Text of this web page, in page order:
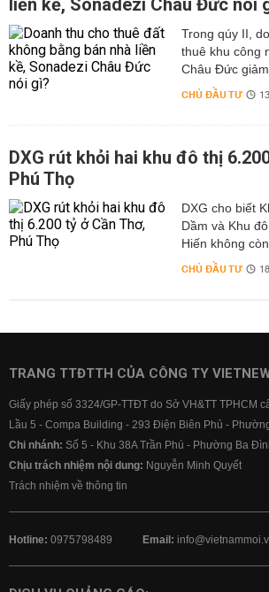
liền kề, Sonadezi Châu Đức nói
Trong qúy II,
thuê khu công
Châu Đức giảm
CHỦ ĐẦU TƯ
DXG rút khỏi hai khu đô thị
Phú Thọ
DXG cho biết
Dầm và Khu
Hiến không
CHỦ ĐẦU TƯ
TRANG TTĐTTH CỦA CÔNG TY
Giấy phép số 3324/GP-TTĐT do Sở VH&TT TPHCM
Lầu 5 - Compa Building - 293 Điện Biên Phủ -
Chi nhánh: Số 5 - Khu 38A Trần Phú - Phường Ba
Chịu trách nhiệm nội dung: Nguyễn Minh Quyết
Trách nhiệm về thông tin
Hotline: 0975798489 Email: